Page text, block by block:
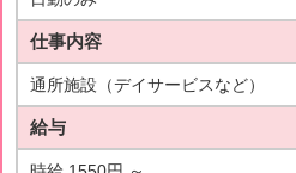
仕事内容
通所施設（デイサービスなど）
給与